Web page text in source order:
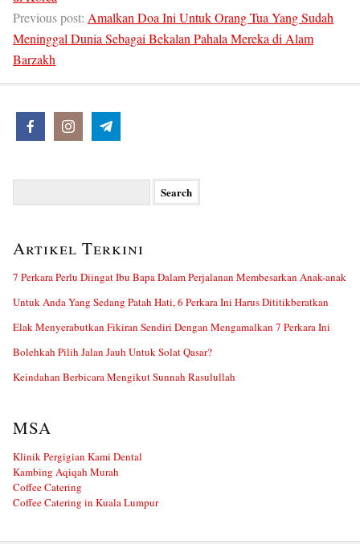
Previous post: Amalkan Doa Ini Untuk Orang Tua Yang Sudah
Meninggal Dunia Sebagai Bekalan Pahala Mereka di Alam
Barzakh
Artikel Terkini
7 Perkara Perlu Diingat Ibu Bapa Dalam Perjalanan Membesarkan Anak-anak
Untuk Anda Yang Sedang Patah Hati, 6 Perkara Ini Harus Dititikberatkan
Elak Menyerabutkan Fikiran Sendiri Dengan Mengamalkan 7 Perkara Ini
Bolehkah Pilih Jalan Jauh Untuk Solat Qasar?
Keindahan Berbicara Mengikut Sunnah Rasulullah
MSA
Klinik Pergigian Kami Dental
Kambing Aqiqah Murah
Coffee Catering
Coffee Catering in Kuala Lumpur